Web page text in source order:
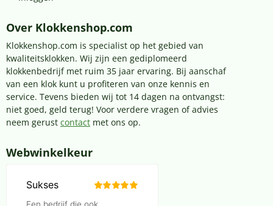
Over Klokkenshop.com
Klokkenshop.com is specialist op het gebied van
kwaliteitsklokken. Wij zijn een gediplomeerd
klokkenbedrijf met ruim 35 jaar ervaring. Bij aanschaf
van een klok kunt u profiteren van onze kennis en
service. Tevens bieden wij tot 14 dagen na ontvangst:
niet goed, geld terug! Voor verdere vragen of advies
neem gerust contact met ons op.
Webwinkelkeur